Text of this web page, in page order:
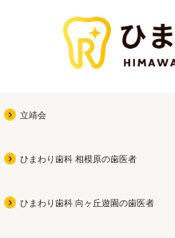
立靖会
ひまわり歯科 相模原の歯医者
ひまわり歯科 向ヶ丘遊園の歯医者